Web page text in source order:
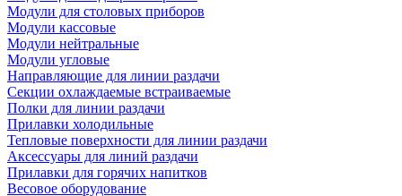
Модули для столовых приборов
Модули кассовые
Модули нейтральные
Модули угловые
Направляющие для линии раздачи
Секции охлаждаемые встраиваемые
Полки для линии раздачи
Прилавки холодильные
Тепловые поверхности для линии раздачи
Аксессуары для линий раздачи
Прилавки для горячих напитков
Весовое оборудование